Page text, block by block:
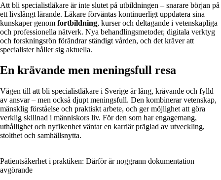
Att bli specialistläkare är inte slutet på utbildningen – snarare början på
ett livslångt lärande. Läkare förväntas kontinuerligt uppdatera sina
kunskaper genom fortbildning, kurser och deltagande i vetenskapliga
och professionella nätverk. Nya behandlingsmetoder, digitala verktyg
och forskningsrön förändrar ständigt vården, och det kräver att
specialister håller sig aktuella.
En krävande men meningsfull resa
Vägen till att bli specialistläkare i Sverige är lång, krävande och fylld
av ansvar – men också djupt meningsfull. Den kombinerar vetenskap,
mänsklig förståelse och praktiskt arbete, och ger möjlighet att göra
verklig skillnad i människors liv. För den som har engagemang,
uthållighet och nyfikenhet väntar en karriär präglad av utveckling,
stolthet och samhällsnytta.
Patientsäkerhet i praktiken: Därför är noggrann dokumentation
avgörande